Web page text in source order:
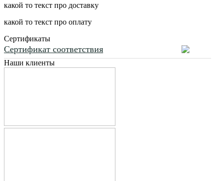
какой то текст про доставку
какой то текст про оплату
Сертификаты
Сертификат соответствия
Наши клиенты